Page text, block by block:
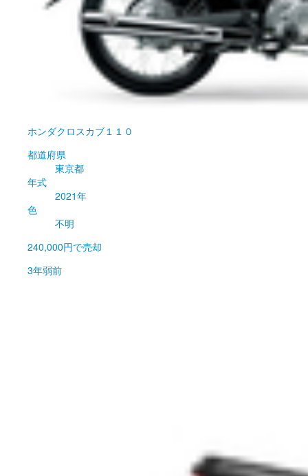
ホンダクロスカブ１１０
都道府県
東京都
年式
2021年
色
不明
240,000円で売却
3年弱前